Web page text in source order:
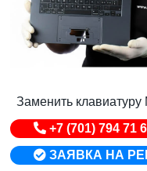
Заменить
+7 (701) 794 71
ЗАЯВКА НА